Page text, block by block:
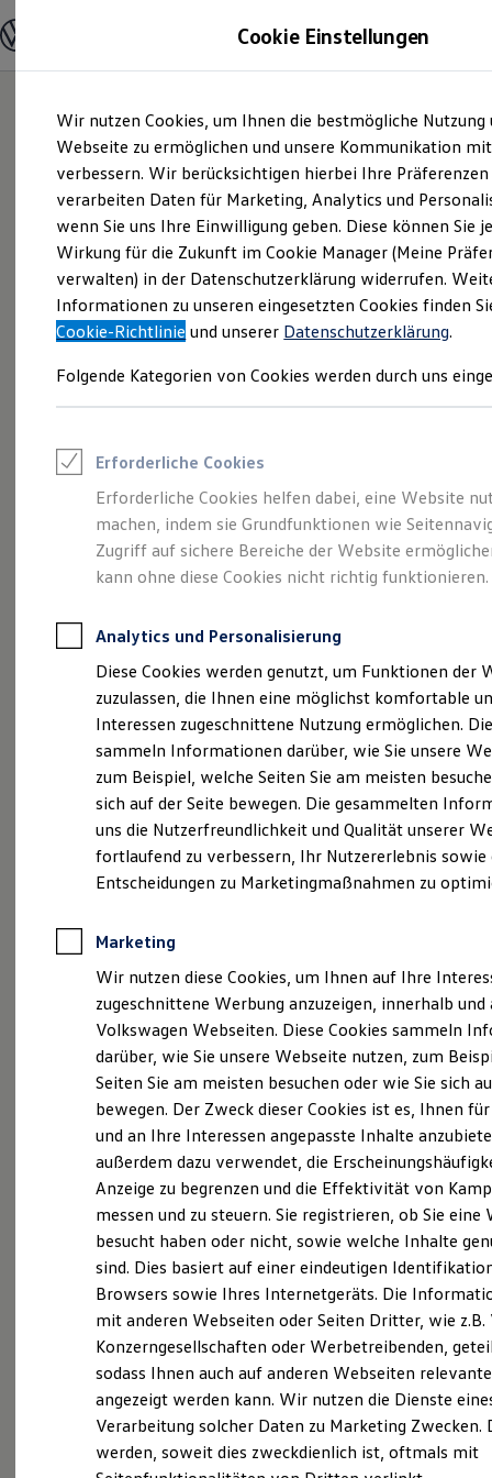
Hauptinhalt
springen
Footer
springen
Nutzfahrzeugkategorien entdecken
Modelle konfigurieren
Vorgängermodelle und Oldtimer
Vorgängermodelle
Oldtimer
Bulli Historie
Branchenlösungen & Gewerbekunden
Umbaulösungen und Hersteller finden
Auf- und Umbauten entdecken & konfigurieren
Groß- und Sonderkunden
Großkunden
Kommunen & Behörden
Journalisten
Sportvereine
Branchenlösungen
Bau & Handwerk
Gewerbliche Personenbeförderung
Kühlfahrzeuge
Rettungsdienste
ONE Business ID Vorteile
Fahrzeugsuche & Marktplatz
Fahrzeugsuche
Fahrzeuge online kaufen
Kauf & Finanzierung
Online-Fahrzeugbewertung
Aktionen & Angebote
E-Auto-Förderung
Für Privatkunden
Für Gewerbekunden
Profi Paket
TopDeal
Gebrauchtwagen
ProfiPartner für Gebrauchtwagen
Zertifizierte Gebrauchtwagen
Finanzierung
Für Privatkunden
Für Gewerbekunden
Für Gewerbekunden
Versicherungen & Garantien
Garantien
Kfz-Versicherung für Nutzfahrzeuge
Restschuldversicherung
Wartungsverträge
Besitzer & Service
Reparatur & Service
Reparatur, Pflege & Inspektion
Servicetermin anfragen
Service-Vorteile bei Volkswagen Nutzfahrzeuge
Economy Service
Räder & Reifen Service
Ersatzfahrzeuge
Notdienst und Pannenhilfe
Software, Konnektivität & Apps
California App
VW Connect für Ihren ID. Buzz
VW Connect für Ihren Transporter/Caravelle
VW Connect für Ihren Amarok
VW Connect für andere Modelle
Connect Pro
Fleet Interface Data
Multistop Pathfinder
Übersicht Software Updates
Hilfreiches für Besitzer
Autohaus Hunzinger
GmbH | Impressum
& Rechtliches
Autohaus Hunzinger GmbH als
und Angeboten, die auf dieser Webseite
speziell aufgeführt sind.
Impressum
Datenschutzerklärung
Impressum
Autohaus Hunzinger GmbH
Bundesstraße 3
79426 Seefelden
Telefon: 07634-550990
E-Mail:info@autohaus-hunzinger.de
Umsatzst.-ID-Nr.: DE 220063926
Registergericht: Freiburg HRB 300 724
Geschäftsführer: Gerd Hunzinger
Hinweis gemäß § 36
Verbraucherstreitbeilegungsgesetz (VSBG)
Streitschlichtung
Wir sind nicht bereit oder verpflichtet, an
Streitbeilegungsverfahren vor einer
Verbraucherschlichtungsstelle teilzunehmen.
Datenschutzerklärung
Datenschutzerklärung
Wir freuen uns über Ihren Besuch auf unserer
Cookie Einstellungen
Wir nutzen Cookies, um Ihnen die bestmögliche Nutzung
Webseite zu ermöglichen und unsere Kommunikation
verbessern. Wir berücksichtigen hierbei Ihre Präferenzen
verarbeiten Daten für Marketing, Analytics und
wenn Sie uns Ihre Einwilligung geben. Diese können Sie
Wirkung für die Zukunft im Cookie Manager (Meine
verwalten) in der Datenschutzerklärung widerrufen.
Informationen zu unseren eingesetzten Cookies finden
Cookie-Richtlinie und unserer Datenschutzerklärung.
Folgende Kategorien von Cookies werden durch uns
Erforderliche Cookies
Erforderliche Cookies helfen dabei, eine Website
machen, indem sie Grundfunktionen wie
Zugriff auf sichere Bereiche der Website
kann ohne diese Cookies nicht richtig funktionieren.
Analytics und Personalisierung
Diese Cookies werden genutzt, um Funktionen der
zuzulassen, die Ihnen eine möglichst komfortable
Interessen zugeschnittene Nutzung ermöglichen.
sammeln Informationen darüber, wie Sie unsere
zum Beispiel, welche Seiten Sie am meisten
sich auf der Seite bewegen. Die gesammelten
uns die Nutzerfreundlichkeit und Qualität unserer
fortlaufend zu verbessern, Ihr Nutzererlebnis sowie
Entscheidungen zu Marketingmaßnahmen zu
Marketing
Wir nutzen diese Cookies, um Ihnen auf Ihre
zugeschnittene Werbung anzuzeigen, innerhalb
Volkswagen Webseiten. Diese Cookies sammeln
darüber, wie Sie unsere Webseite nutzen, zum
Seiten Sie am meisten besuchen oder wie Sie sich
bewegen. Der Zweck dieser Cookies ist es, Ihnen
und an Ihre Interessen angepasste Inhalte
außerdem dazu verwendet, die
Anzeige zu begrenzen und die Effektivität von
messen und zu steuern. Sie registrieren, ob Sie eine
besucht haben oder nicht, sowie welche Inhalte
sind. Dies basiert auf einer eindeutigen
Browsers sowie Ihres Internetgeräts. Die
mit anderen Webseiten oder Seiten Dritter, wie z.B.
Konzerngesellschaften oder Werbetreibenden,
sodass Ihnen auch auf anderen Webseiten
angezeigt werden kann. Wir nutzen die Dienste
Verarbeitung solcher Daten zu Marketing Zwecken.
werden, soweit dies zweckdienlich ist, oftmals mit